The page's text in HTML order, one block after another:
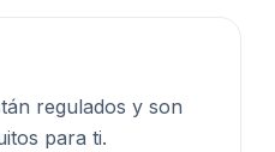
regulados y son
para ti.